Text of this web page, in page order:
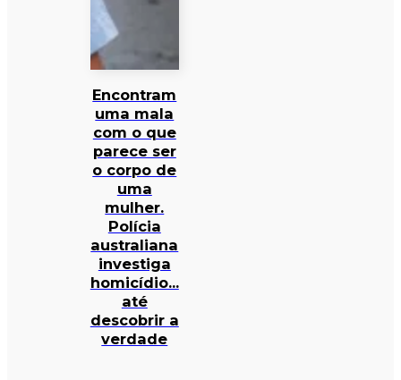
Encontram
uma mala
com o que
parece ser
o corpo de
uma
mulher.
Polícia
australiana
investiga
homicídio…
até
descobrir a
verdade